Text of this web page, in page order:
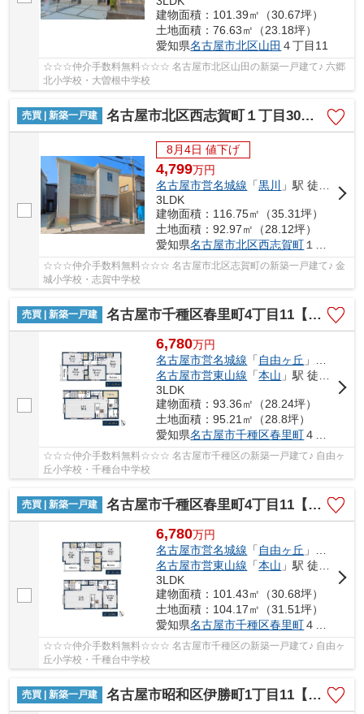
建物面積：101.39㎡（30.67坪）
土地面積：76.63㎡（23.18坪）
愛知県名古屋市北区山田 ４丁目11
☆☆☆仲介手数料無料☆☆☆ 名古屋市北区山田の新築一戸建て♪ 六郷
北小学校・大曽根中学校
売買 | 新築一戸建 名古屋市北区西志賀町１丁目30【仲介手数料無料】新築一戸建て 1号棟
8月4日 値下げ
4,799万円
名古屋市営名城線 「黒川
」駅 徒歩14分
3LDK
建物面積：116.75㎡（35.31坪）
土地面積：92.97㎡（28.12坪）
愛知県名古屋市北区西志賀町１丁目30
☆☆☆仲介手数料無料☆☆☆ 名古屋市北区志賀町の新築一戸建て♪ 金
城小学校・志賀中学校
売買 | 新築一戸建 名古屋市千種区春里町4丁目11【仲介手数料無料】新築一戸建て 1号棟
6,780万円
名古屋市営名城線 「 自由ヶ丘 」駅 徒歩9分
名古屋市営東山線 「本山 」駅 徒歩10分
3LDK
建物面積：93.36㎡（28.24坪）
土地面積：95.21㎡（28.8坪）
愛知県名古屋市千種区春里町４丁目11
☆☆☆仲介手数料無料☆☆☆ 名古屋市千種区の新築一戸建て♪ 自由ヶ
丘小学校・千種台中学校
売買 | 新築一戸建 名古屋市千種区春里町4丁目11【仲介手数料無料】新築一戸建て 2号棟
6,780万円
名古屋市営名城線 「 自由ヶ丘 」駅 徒歩9分
名古屋市営東山線 「本山 」駅 徒歩10分
3LDK
建物面積：101.43㎡（30.68坪）
土地面積：104.17㎡（31.51坪）
愛知県名古屋市千種区春里町４丁目11
☆☆☆仲介手数料無料☆☆☆ 名古屋市千種区の新築一戸建て♪ 自由ヶ
丘小学校・千種台中学校
売買 | 新築一戸建 名古屋市昭和区伊勝町1丁目11【仲介手数料無料】新築一戸建て 1号棟